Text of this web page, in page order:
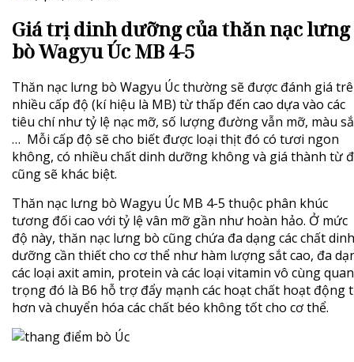
Giá trị dinh dưỡng của thăn nạc lưng
bò Wagyu Úc MB 4-5
Thăn nạc lưng bò Wagyu Úc thường sẽ được đánh giá
nhiều cấp độ (kí hiệu là MB) từ thấp đến cao dựa vào các
tiêu chí như tỷ lệ nạc mỡ, số lượng đường vẫn mỡ, màu
… Mỗi cấp độ sẽ cho biết được loại thịt đó có tươi ngon
không, có nhiều chất dinh dưỡng không và giá thành từ
cũng sẽ khác biệt.
Thăn nạc lưng bò Wagyu Úc MB 4-5 thuộc phân khúc
tương đối cao với tỷ lệ vân mỡ gần như hoàn hảo. Ở mức
độ này, thăn nạc lưng bò cũng chứa đa dạng các chất dinh
dưỡng cần thiết cho cơ thể như hàm lượng sắt cao, đa
các loại axit amin, protein và các loại vitamin vô cùng quan
trọng đó là B6 hỗ trợ đẩy mạnh các hoạt chất hoạt động
hơn và chuyển hóa các chất béo không tốt cho cơ thể.